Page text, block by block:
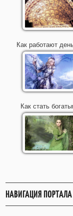
Как работают
Как стать
НАВИГАЦИЯ ПОРТАЛА